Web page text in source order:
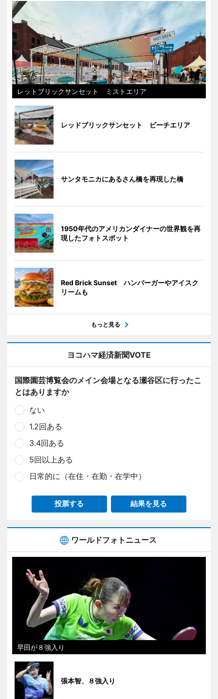
レットブリックサンセット ミストエリア
レッドブリックサンセット ビーチエリア
サンタモニカにあるさん橋を再現した橋
1950年代のアメリカンダイナーの世界観を再
現したフォトスポット
Red Brick Sunset ハンバーガーやアイスク
リームも
もっと見る
ヨコハマ経済新聞VOTE
国際園芸博覧会のメイン会場となる瀬谷区に行ったこ
とはありますか
ない
1.2回ある
3.4回ある
5回以上ある
日常的に（在住・在勤・在学中）
投票する 結果を見る
ワールドフォトニュース
早田が８強入り
張本智、８強入り